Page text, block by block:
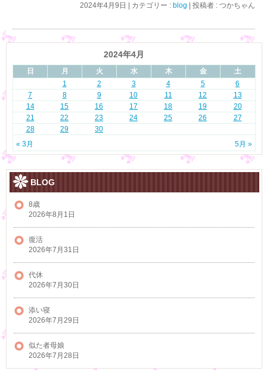
2024年4月9日 カテゴリー : blog 投稿者 : つかちゃん
2024年4月
日 月 火 水 木 金 土
« 3月 5月 »
1 2 3 4 5
6
7
8 9 10 11 12
13
14
15 16 17 18 19
20
21
22 23 24 25 26
27
28
29 30
BLOG
8歳
2026年8月1日
復活
2026年7月31日
代休
2026年7月30日
添い寝
2026年7月29日
似た者母娘
2026年7月28日